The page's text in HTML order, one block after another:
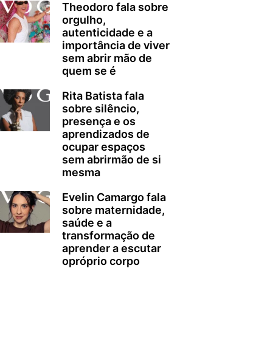
Theodoro fala sobre
orgulho,
autenticidade e a
importância de viver
sem abrir mão de
quem se é
Rita Batista fala
sobre silêncio,
presença e os
aprendizados de
ocupar espaços
sem abrirmão de si
mesma
Evelin Camargo fala
sobre maternidade,
saúde e a
transformação de
aprender a escutar
opróprio corpo